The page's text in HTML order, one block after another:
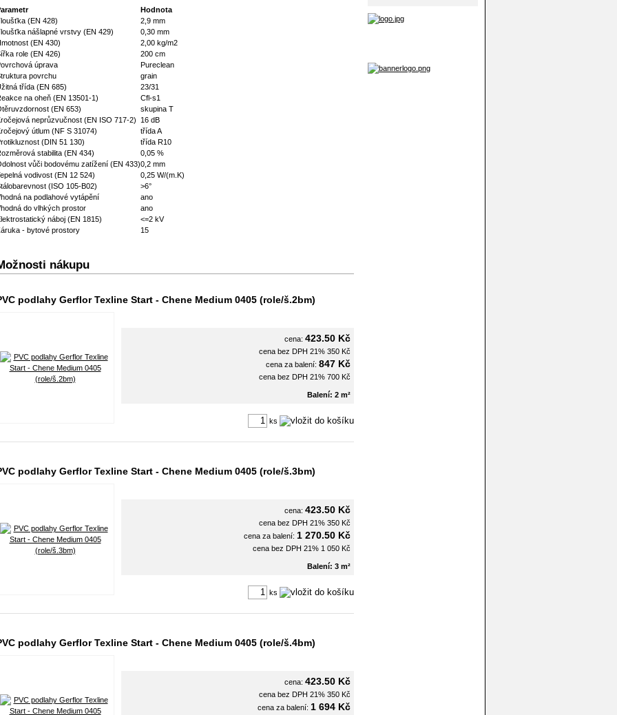
Hodnota
(EN 428)
2,9 mm
nášlapné vrstvy (EN 429)
0,30 mm
(EN 430)
2,00 kg/m2
role (EN 426)
200 cm
úprava
Pureclean
povrchu
grain
třída (EN 685)
23/31
na oheň (EN 13501-1)
Cfl-s1
(EN 653)
skupina T
neprůzvučnost (EN ISO 717-2)
16 dB
útlum (NF S 31074)
třída A
(DIN 51 130)
třída R10
stabilita (EN 434)
0,05 %
vůči bodovému zatížení (EN 433)0,2 mm
vodivost (EN 12 524)
0,25 W/(m.K)
(ISO 105-B02)
>6°
na podlahové vytápění
ano
do vlhkých prostor
ano
náboj (EN 1815)
<=2 kV
- bytové prostory
15
nákupu
podlahy Gerflor Texline Start - Chene Medium 0405 (role/š.2bm)
cena: 423.50 Kč
cena bez DPH 21% 350 Kč
cena za balení: 847 Kč
cena bez DPH 21% 700 Kč
Balení: 2 m²
ks
podlahy Gerflor Texline Start - Chene Medium 0405 (role/š.3bm)
cena: 423.50 Kč
cena bez DPH 21% 350 Kč
cena za balení: 1 270.50 Kč
cena bez DPH 21% 1 050 Kč
Balení: 3 m²
ks
podlahy Gerflor Texline Start - Chene Medium 0405 (role/š.4bm)
cena: 423.50 Kč
cena bez DPH 21% 350 Kč
cena za balení: 1 694 Kč